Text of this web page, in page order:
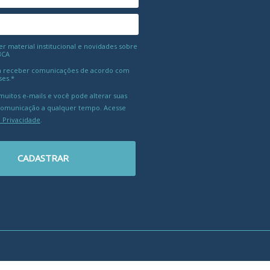
material institucional e novidades sobre
comunicações de acordo com
e-mails e você pode alterar suas
a qualquer tempo. Acesse
Privacidade
CADASTRAR